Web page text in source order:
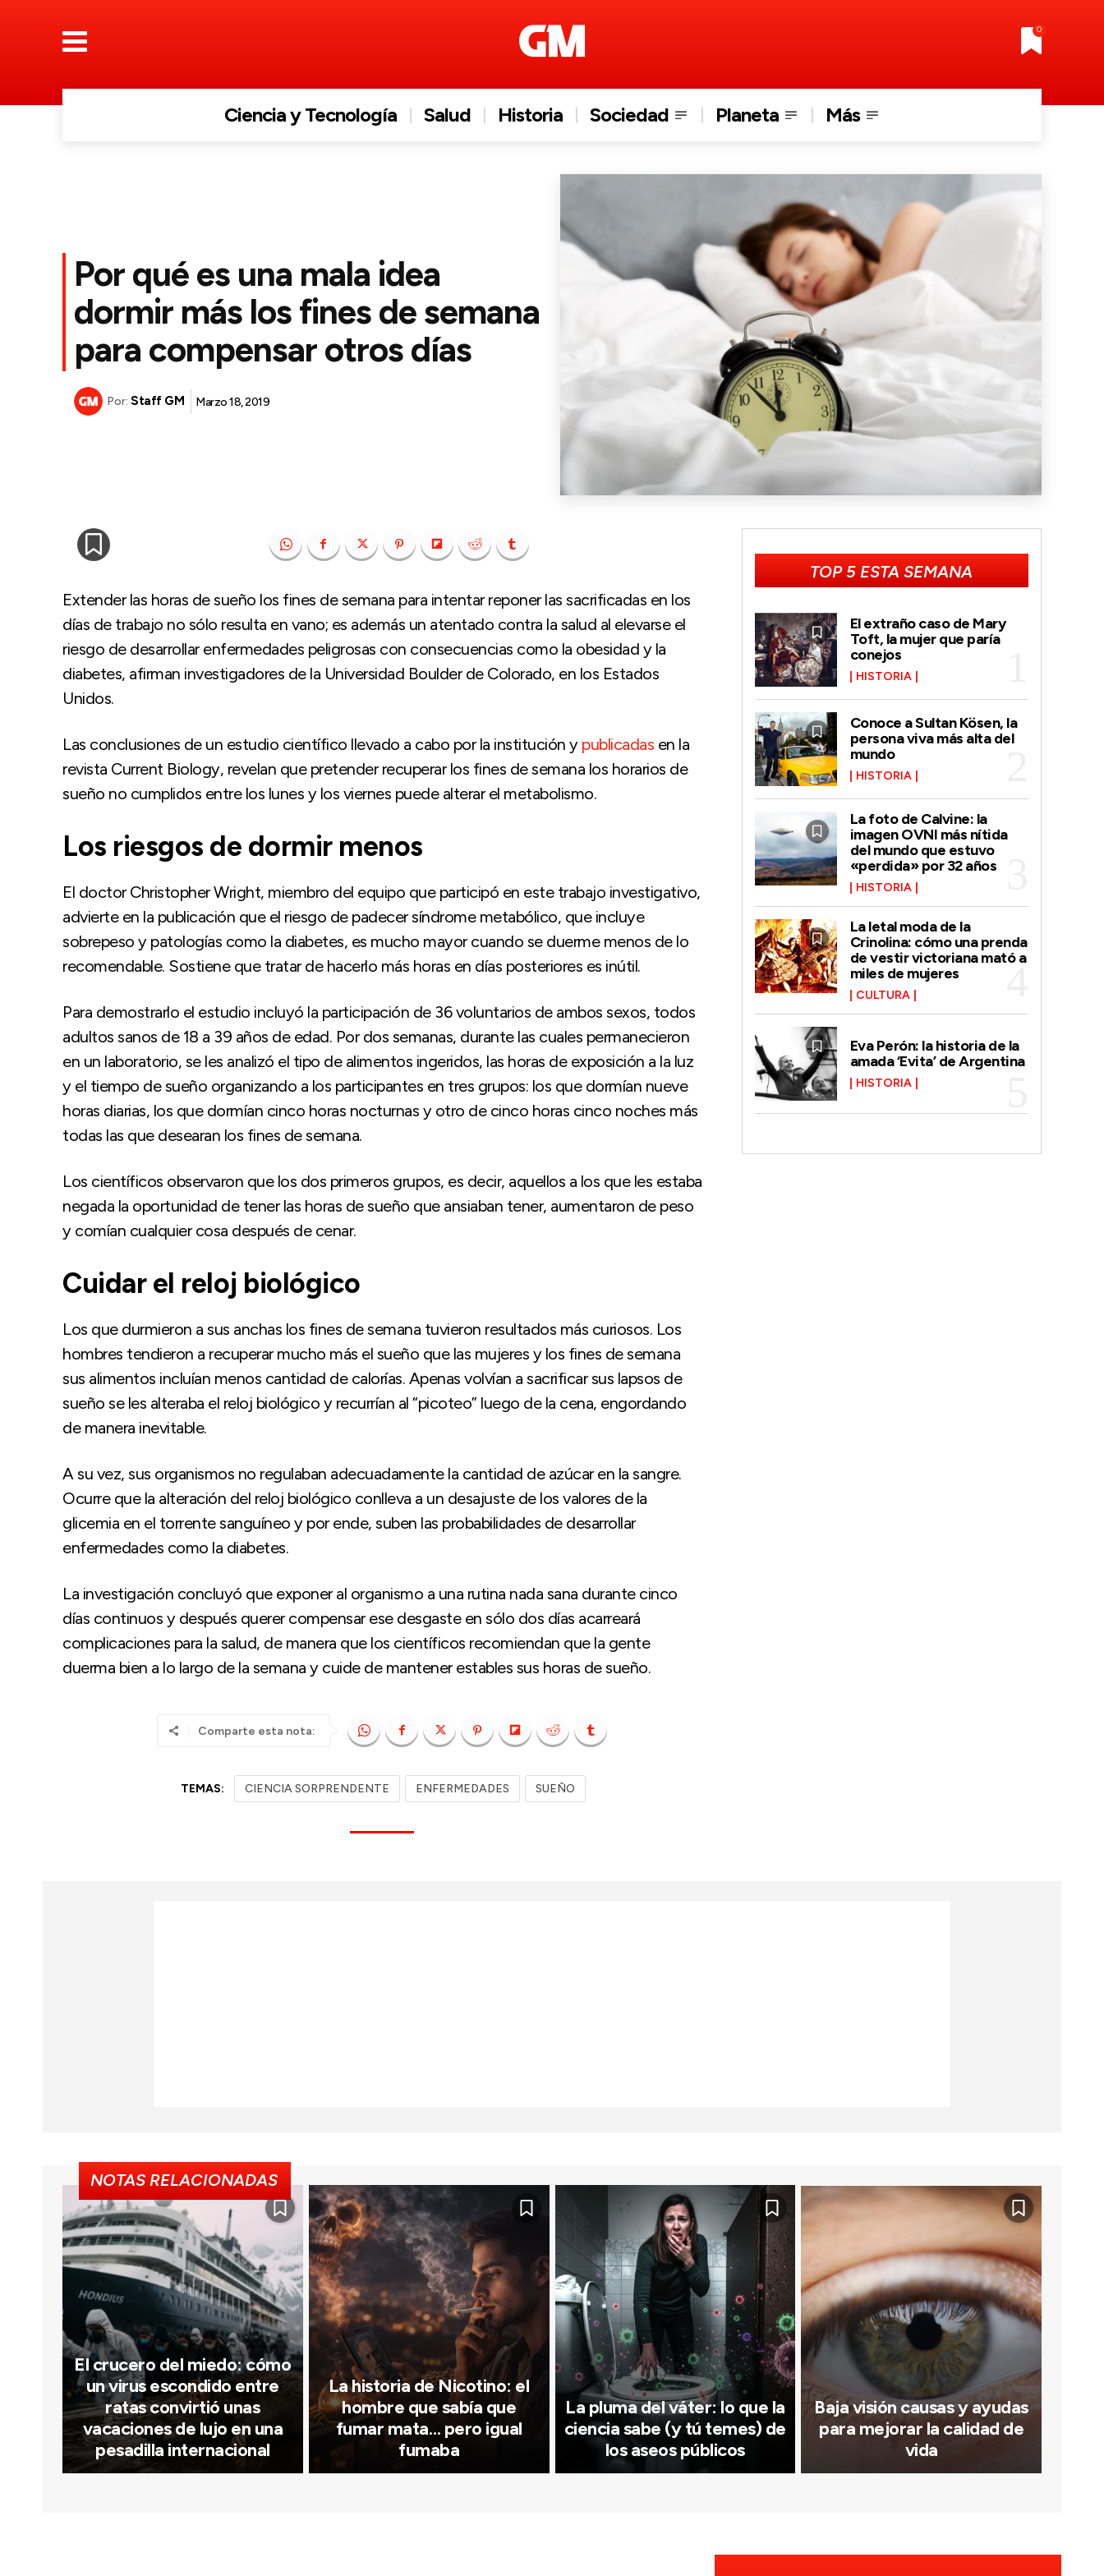
0
Ciencia y Tecnología Salud Historia Sociedad Planeta Más
Por qué es una mala idea
dormir más los fines de semana
para compensar otros días
Por: Staff GM Marzo 18, 2019
Extender las horas de sueño los fines de semana para intentar reponer las sacrificadas en los
días de trabajo no sólo resulta en vano; es además un atentado contra la salud al elevarse el
riesgo de desarrollar enfermedades peligrosas con consecuencias como la obesidad y la
diabetes, afirman investigadores de la Universidad Boulder de Colorado, en los Estados
Unidos.
Las conclusiones de un estudio científico llevado a cabo por la institución y publicadas en la
revista Current Biology, revelan que pretender recuperar los fines de semana los horarios de
sueño no cumplidos entre los lunes y los viernes puede alterar el metabolismo.
Los riesgos de dormir menos
El doctor Christopher Wright, miembro del equipo que participó en este trabajo investigativo,
advierte en la publicación que el riesgo de padecer síndrome metabólico, que incluye
sobrepeso y patologías como la diabetes, es mucho mayor cuando se duerme menos de lo
recomendable. Sostiene que tratar de hacerlo más horas en días posteriores es inútil.
Para demostrarlo el estudio incluyó la participación de 36 voluntarios de ambos sexos, todos
adultos sanos de 18 a 39 años de edad. Por dos semanas, durante las cuales permanecieron
en un laboratorio, se les analizó el tipo de alimentos ingeridos, las horas de exposición a la luz
y el tiempo de sueño organizando a los participantes en tres grupos: los que dormían nueve
horas diarias, los que dormían cinco horas nocturnas y otro de cinco horas cinco noches más
todas las que desearan los fines de semana.
Los científicos observaron que los dos primeros grupos, es decir, aquellos a los que les estaba
negada la oportunidad de tener las horas de sueño que ansiaban tener, aumentaron de peso
y comían cualquier cosa después de cenar.
Cuidar el reloj biológico
Los que durmieron a sus anchas los fines de semana tuvieron resultados más curiosos. Los
hombres tendieron a recuperar mucho más el sueño que las mujeres y los fines de semana
sus alimentos incluían menos cantidad de calorías. Apenas volvían a sacrificar sus lapsos de
sueño se les alteraba el reloj biológico y recurrían al “picoteo” luego de la cena, engordando
de manera inevitable.
A su vez, sus organismos no regulaban adecuadamente la cantidad de azúcar en la sangre.
Ocurre que la alteración del reloj biológico conlleva a un desajuste de los valores de la
glicemia en el torrente sanguíneo y por ende, suben las probabilidades de desarrollar
enfermedades como la diabetes.
La investigación concluyó que exponer al organismo a una rutina nada sana durante cinco
días continuos y después querer compensar ese desgaste en sólo dos días acarreará
complicaciones para la salud, de manera que los científicos recomiendan que la gente
duerma bien a lo largo de la semana y cuide de mantener estables sus horas de sueño.
Comparte esta nota:
TEMAS: CIENCIA SORPRENDENTE ENFERMEDADES SUEÑO
TOP 5 ESTA SEMANA
El extraño caso de Mary
Toft, la mujer que paría
conejos
HISTORIA
Conoce a Sultan Kösen, la
persona viva más alta del
mundo
HISTORIA
La foto de Calvine: la
imagen OVNI más nítida
del mundo que estuvo
«perdida» por 32 años
HISTORIA
La letal moda de la
Crinolina: cómo una prenda
de vestir victoriana mató a
miles de mujeres
CULTURA
Eva Perón: la historia de la
amada ‘Evita’ de Argentina
HISTORIA
NOTAS RELACIONADAS
El crucero del miedo: cómo
un virus escondido entre
ratas convirtió unas
vacaciones de lujo en una
pesadilla internacional
La historia de Nicotino: el
hombre que sabía que
fumar mata… pero igual
fumaba
La pluma del váter: lo que la
ciencia sabe (y tú temes) de
los aseos públicos
Baja visión causas y ayudas
para mejorar la calidad de
vida